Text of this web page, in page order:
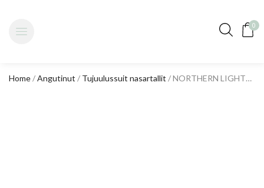
0
Home/Angutinut / Tujuulussuit nasartallit / NORTHERN LIGHTS Hoodie